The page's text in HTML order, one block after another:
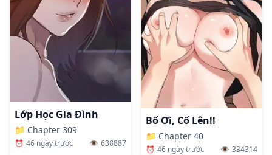
Lớp Học Gia Đình
📁 Chapter 309
⏰ 46 ngày trước 👁️ 638887
Bố Ơi, Cố Lên!!
📁 Chapter 40
⏰ 46 ngày trước 👁️ 334314